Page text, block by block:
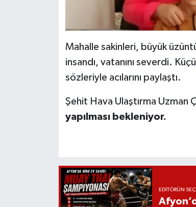
Mahalle sakinleri, büyük
insandı, vatanını severdi.
sözleriyle acılarını paylaştı.
Şehit Hava Ulaştırma Uzman
yapılması bekleniyor.
EDITÖRÜN